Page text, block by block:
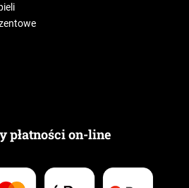
płatności on-line